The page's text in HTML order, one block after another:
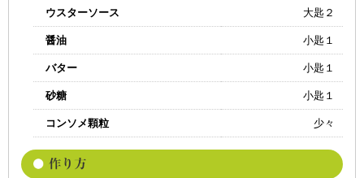
ウスターソース 大匙２
醤油 小匙１
バター 小匙１
砂糖 小匙１
コンソメ顆粒 少々